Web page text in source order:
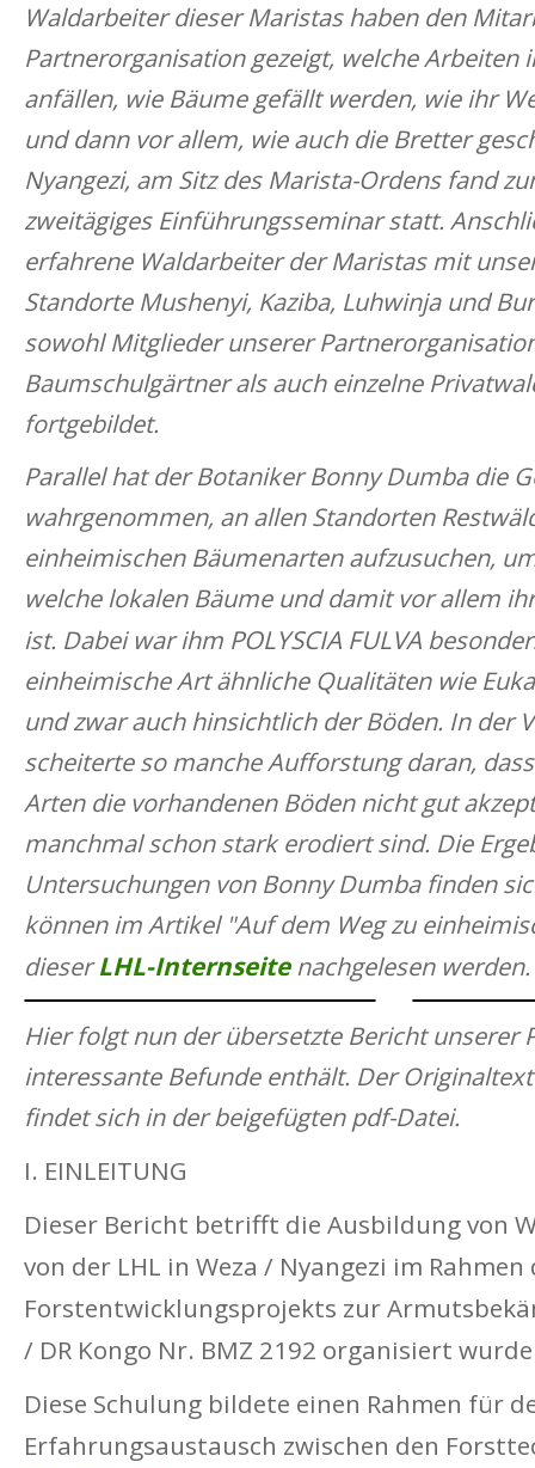
Waldarbeiter dieser Maristas haben den
Partnerorganisation gezeigt, welche Arbeiten
anfällen, wie Bäume gefällt werden, wie ihr
und dann vor allem, wie auch die Bretter
Nyangezi, am Sitz des Marista-Ordens fand
zweitägiges Einführungsseminar statt.
erfahrene Waldarbeiter der Maristas mit
Standorte Mushenyi, Kaziba, Luhwinja und
sowohl Mitglieder unserer
Baumschulgärtner als auch einzelne
fortgebildet.
Parallel hat der Botaniker Bonny Dumba die
wahrgenommen, an allen Standorten
einheimischen Bäumenarten aufzusuchen,
welche lokalen Bäume und damit vor allem
ist. Dabei war ihm POLYSCIA FULVA
einheimische Art ähnliche Qualitäten wie
und zwar auch hinsichtlich der Böden. In der
scheiterte so manche Aufforstung daran,
Arten die vorhandenen Böden nicht gut
manchmal schon stark erodiert sind. Die
Untersuchungen von Bonny Dumba finden
können im Artikel "Auf dem Weg zu
dieserLHL-Internseitenachgelesen werden.
Hier folgt nun der übersetzte Bericht unserer
interessante Befunde enthält. Der
findet sich in der beigefügten pdf-Datei.
I. EINLEITUNG
Dieser Bericht betrifft die Ausbildung von
von der LHL in Weza / Nyangezi im Rahmen
Forstentwicklungsprojekts zur
/ DR Kongo Nr. BMZ 2192 organisiert
Diese Schulung bildete einen Rahmen für
Erfahrungsaustausch zwischen den